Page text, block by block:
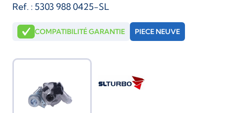
Ref. : 5303 988 0425-SL
COMPATIBILITÉ GARANTIE PIECE NEUVE